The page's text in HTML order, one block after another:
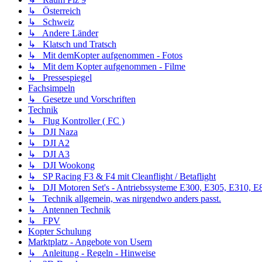
↳ Österreich
↳ Schweiz
↳ Andere Länder
↳ Klatsch und Tratsch
↳ Mit demKopter aufgenommen - Fotos
↳ Mit dem Kopter aufgenommen - Filme
↳ Pressespiegel
Fachsimpeln
↳ Gesetze und Vorschriften
Technik
↳ Flug Kontroller ( FC )
↳ DJI Naza
↳ DJI A2
↳ DJI A3
↳ DJI Wookong
↳ SP Racing F3 & F4 mit Cleanflight / Betaflight
↳ DJI Motoren Set's - Antriebssysteme E300, E305, E310,
↳ Technik allgemein, was nirgendwo anders passt.
↳ Antennen Technik
↳ FPV
Kopter Schulung
Marktplatz - Angebote von Usern
↳ Anleitung - Regeln - Hinweise